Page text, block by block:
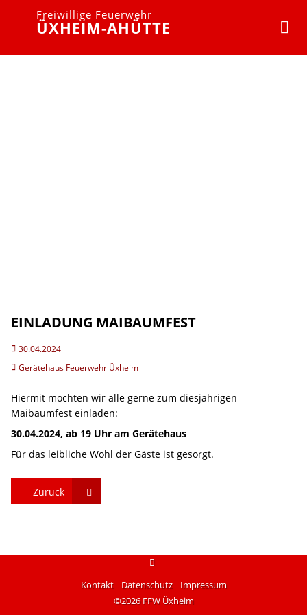
Freiwillige Feuerwehr
ÜXHEIM-AHÜTTE
EINLADUNG MAIBAUMFEST
30.04.2024
Gerätehaus Feuerwehr Üxheim
Hiermit möchten wir alle gerne zum diesjährigen
Maibaumfest einladen:
30.04.2024, ab 19 Uhr am Gerätehaus
Für das leibliche Wohl der Gäste ist gesorgt.
Zurück
instagram
Kontakt
Datenschutz
Impressum
©2026 FFW Üxheim